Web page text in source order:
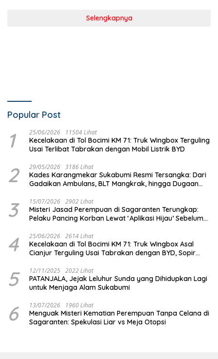
Selengkapnya
Popular Post
1 25/06/2026 11504 Lihat
Kecelakaan di Tol Bocimi KM 71: Truk Wingbox Terguling
Usai Terlibat Tabrakan dengan Mobil Listrik BYD
2 29/05/2026 3186 Lihat
Kades Karangmekar Sukabumi Resmi Tersangka: Dari
Gadaikan Ambulans, BLT Mangkrak, hingga Dugaan
3 15/07/2026 2902 Lihat
Misteri Jasad Perempuan di Sagaranten Terungkap:
Pelaku Pancing Korban Lewat ‘Aplikasi Hijau’ Sebelum
4 25/06/2026 2614 Lihat
Kecelakaan di Tol Bocimi KM 71: Truk Wingbox Asal
Cianjur Terguling Usai Tabrakan dengan BYD, Sopir
5 12/11/2025 2022 Lihat
PATANJALA, Jejak Leluhur Sunda yang Dihidupkan Lagi
untuk Menjaga Alam Sukabumi
6 13/07/2026 1960 Lihat
Menguak Misteri Kematian Perempuan Tanpa Celana di
Sagaranten: Spekulasi Liar vs Meja Otopsi